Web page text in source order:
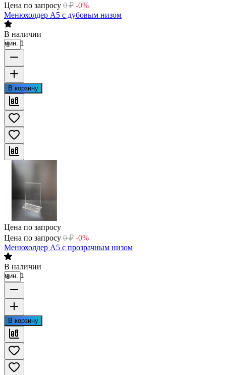
Цена по запросу 0 ₽ -0%
Менюхолдер А5 с дубовым низом
В наличии
мин. 1
В корзину
Цена по запросу
Цена по запросу 0 ₽ -0%
Менюхолдер А5 с прозрачным низом
В наличии
мин. 1
В корзину